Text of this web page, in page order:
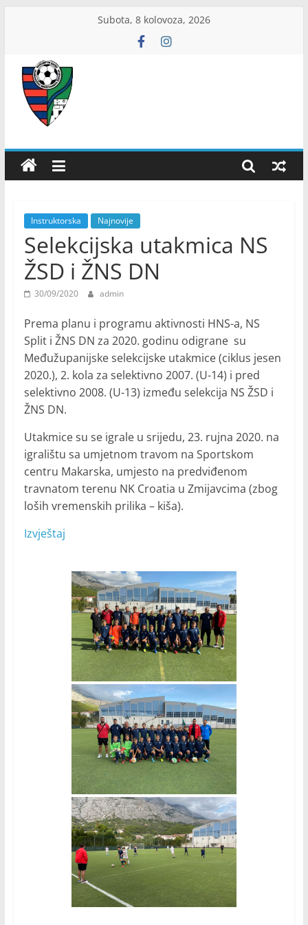
Subota, 8 kolovoza, 2026
ŽNS
Dubrovačko-
neretvanski
Instruktorska Najnovije
Selekcijska utakmica NS
ŽSD i ŽNS DN
30/09/2020 admin
Prema planu i programu aktivnosti HNS-a, NS
Split i ŽNS DN za 2020. godinu odigrane su
Međužupanijske selekcijske utakmice (ciklus jesen
2020.), 2. kola za selektivno 2007. (U-14) i pred
selektivno 2008. (U-13) između selekcija NS ŽSD i
ŽNS DN.
Utakmice su se igrale u srijedu, 23. rujna 2020. na
igralištu sa umjetnom travom na Sportskom
centru Makarska, umjesto na predviđenom
travnatom terenu NK Croatia u Zmijavcima (zbog
loših vremenskih prilika – kiša).
Izvještaj